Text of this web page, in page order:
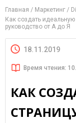
Главная
Маркетинг
Как создать
руководство от А до Я
18.11.2019
Время чтения:
КАК
СТРАНИЦУ